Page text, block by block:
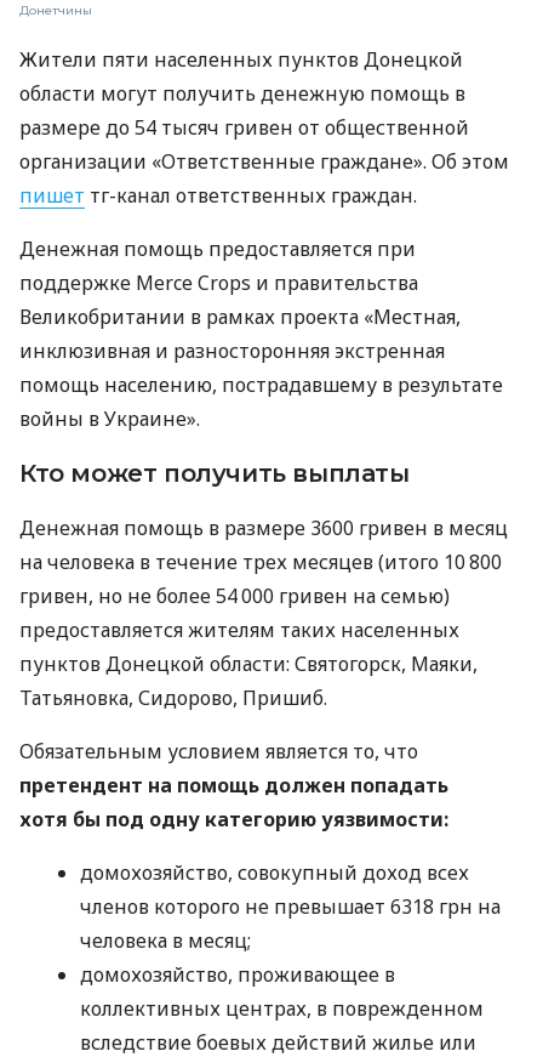
Донетчины
Жители пяти населенных пунктов Донецкой
области могут получить денежную помощь в
размере до 54 тысяч гривен от общественной
организации «Ответственные граждане». Об этом
пишет тг-канал ответственных граждан.
Денежная помощь предоставляется при
поддержке Merce Crops и правительства
Великобритании в рамках проекта «Местная,
инклюзивная и разносторонняя экстренная
помощь населению, пострадавшему в результате
войны в Украине».
Кто может получить выплаты
Денежная помощь в размере 3600 гривен в месяц
на человека в течение трех месяцев (итого 10 800
гривен, но не более 54 000 гривен на семью)
предоставляется жителям таких населенных
пунктов Донецкой области: Святогорск, Маяки,
Татьяновка, Сидорово, Пришиб.
Обязательным условием является то, что
претендент на помощь должен попадать
хотя бы под одну категорию уязвимости:
домохозяйство, совокупный доход всех
членов которого не превышает 6318 грн на
человека в месяц;
домохозяйство, проживающее в
коллективных центрах, в поврежденном
вследствие боевых действий жилье или